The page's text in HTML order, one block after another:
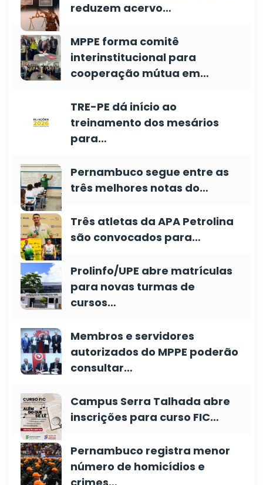
reduzem acervo…
MPPE forma comitê
interinstitucional para
cooperação mútua em…
TRE-PE dá início ao
treinamento dos mesários
para…
Pernambuco segue entre as
três melhores notas do…
Três atletas da APA Petrolina
são convocados para…
Prolinfo/UPE abre matrículas
para novas turmas de
cursos…
Membros e servidores
autorizados do MPPE poderão
consultar…
Campus Serra Talhada abre
inscrições para curso FIC…
Pernambuco registra menor
número de homicídios e